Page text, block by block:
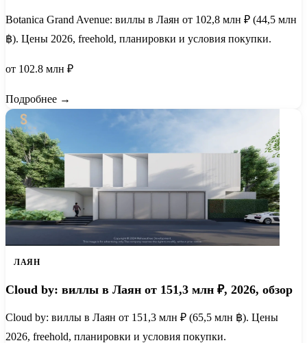
Botanica Grand Avenue: виллы в Лаян от 102,8 млн ₽ (44,5 млн
฿). Цены 2026, freehold, планировки и условия покупки.
от 102.8 млн ₽
Подробнее →
ЛАЯН
Cloud by: виллы в Лаян от 151,3 млн ₽, 2026, обзор
Cloud by: виллы в Лаян от 151,3 млн ₽ (65,5 млн ฿). Цены
2026, freehold, планировки и условия покупки.